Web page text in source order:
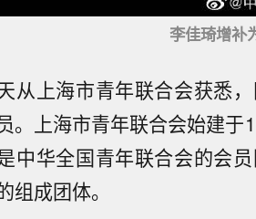
李佳琦增补
从上海市青年联合会获悉
。上海市青年联合会始建
中华全国青年联合会的会
组成团体。